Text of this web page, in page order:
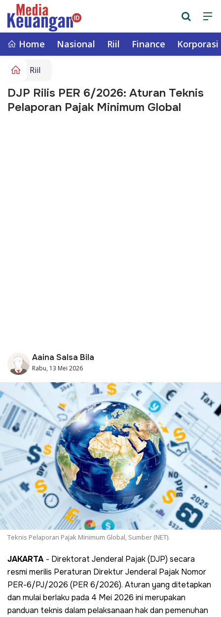
Home Nasional Riil Finance Korporasi
Riil
DJP Rilis PER 6/2026: Aturan Teknis
Pelaporan Pajak Minimum Global
Aaina Salsa Bila
Rabu, 13 Mei 2026
Teknis Pelaporan Pajak Minimum Global, Sumber (NET).
JAKARTA - Direktorat Jenderal Pajak (DJP) secara
resmi merilis Peraturan Direktur Jenderal Pajak Nomor
PER-6/PJ/2026 (PER 6/2026). Aturan yang ditetapkan
dan mulai berlaku pada 4 Mei 2026 ini merupakan
panduan teknis dalam pelaksanaan hak dan pemenuhan